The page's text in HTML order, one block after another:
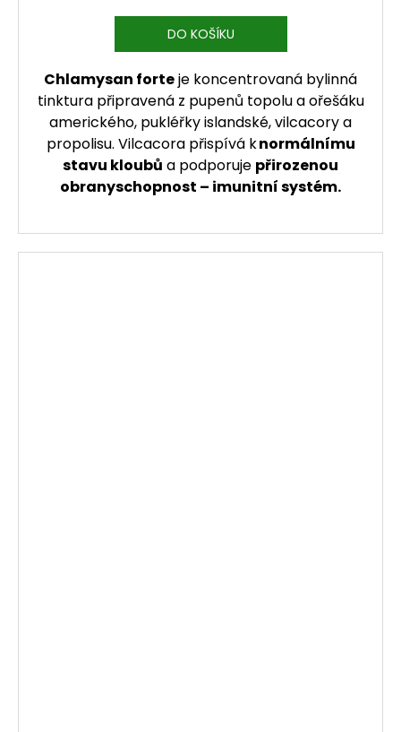
DO KOŠÍKU
Chlamysan forteje koncentrovaná bylinná
tinktura připravená z pupenů topolu a ořešáku
amerického, pukléřky islandské, vilcacory a
propolisu. Vilcacora přispívá knormálnímu
stavu kloubů a podporuje přirozenou
obranyschopnost – imunitní systém.